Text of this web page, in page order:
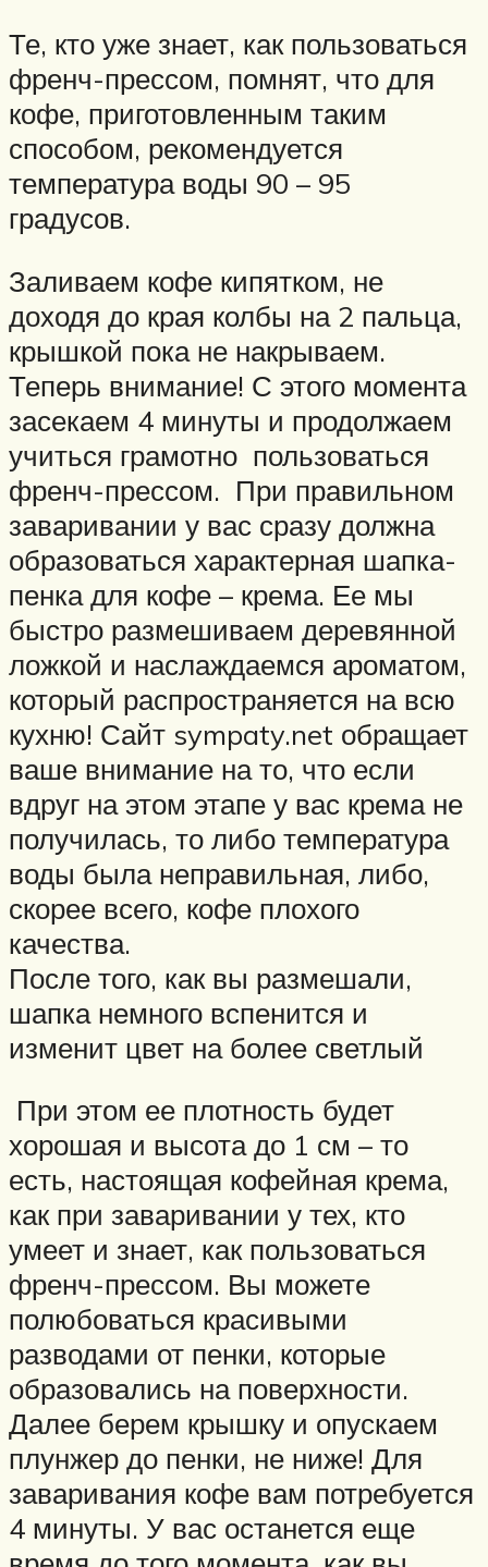
Те, кто уже знает, как пользоваться
френч-прессом, помнят, что для
кофе, приготовленным таким
способом, рекомендуется
температура воды 90 – 95
градусов.
Заливаем кофе кипятком, не
доходя до края колбы на 2 пальца,
крышкой пока не накрываем.
Теперь внимание! С этого момента
засекаем 4 минуты и продолжаем
учиться грамотно пользоваться
френч-прессом. При правильном
заваривании у вас сразу должна
образоваться характерная шапка-
пенка для кофе – крема. Ее мы
быстро размешиваем деревянной
ложкой и наслаждаемся ароматом,
который распространяется на всю
кухню! Сайт sympaty.net обращает
ваше внимание на то, что если
вдруг на этом этапе у вас крема не
получилась, то либо температура
воды была неправильная, либо,
скорее всего, кофе плохого
качества.
После того, как вы размешали,
шапка немного вспенится и
изменит цвет на более светлый
При этом ее плотность будет
хорошая и высота до 1 см – то
есть, настоящая кофейная крема,
как при заваривании у тех, кто
умеет и знает, как пользоваться
френч-прессом. Вы можете
полюбоваться красивыми
разводами от пенки, которые
образовались на поверхности.
Далее берем крышку и опускаем
плунжер до пенки, не ниже! Для
заваривания кофе вам потребуется
4 минуты. У вас останется еще